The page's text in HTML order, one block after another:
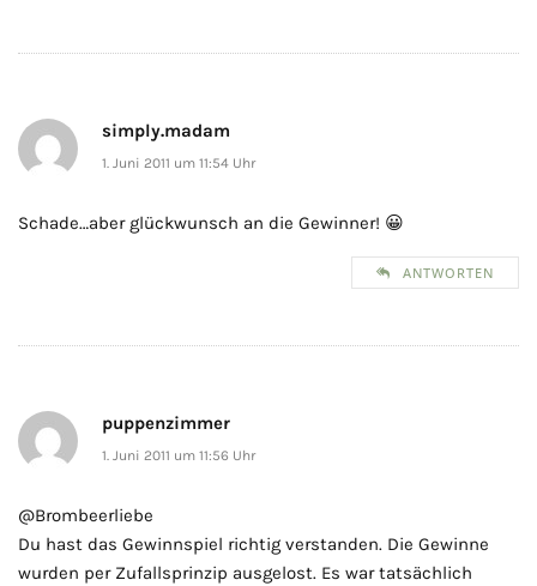
simply.madam
1. Juni 2011 um 11:54 Uhr
Schade…aber glückwunsch an die Gewinner! 😀
ANTWORTEN
puppenzimmer
1. Juni 2011 um 11:56 Uhr
@Brombeerliebe
Du hast das Gewinnspiel richtig verstanden. Die Gewinne
wurden per Zufallsprinzip ausgelost. Es war tatsächlich